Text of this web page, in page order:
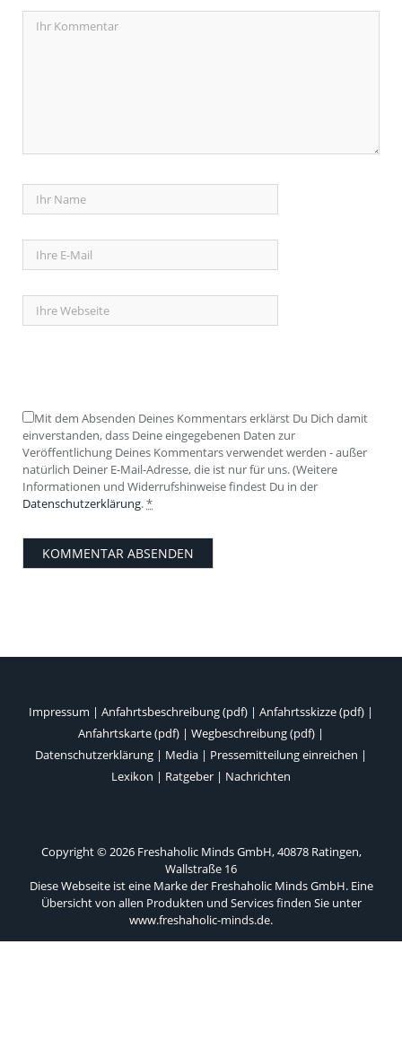
Mit dem Absenden Deines Kommentars erklärst Du Dich damit
einverstanden, dass Deine eingegebenen Daten zur
Veröffentlichung Deines Kommentars verwendet werden - außer
natürlich Deiner E-Mail-Adresse, die ist nur für uns. (Weitere
Informationen und Widerrufshinweise findest Du in der
Datenschutzerklärung.*
Impressum | Anfahrtsbeschreibung (pdf) | Anfahrtsskizze (pdf) |
Anfahrtskarte (pdf) | Wegbeschreibung (pdf) |
Datenschutzerklärung | Media | Pressemitteilung einreichen |
Lexikon | Ratgeber | Nachrichten
Copyright © 2026 Freshaholic Minds GmbH, 40878 Ratingen,
Wallstraße 16
Diese Webseite ist eine Marke der Freshaholic Minds GmbH. Eine
Übersicht von allen Produkten und Services finden Sie unter
www.freshaholic-minds.de.